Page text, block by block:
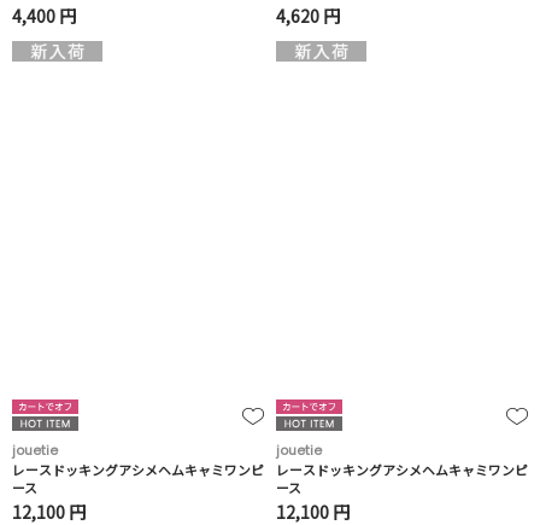
4,400 円 4,620 円
jouetie
レースドッキングアシメヘムキャミワンピ
ース
12,100 円
jouetie
レースドッキングアシメヘムキャミワンピ
ース
12,100 円